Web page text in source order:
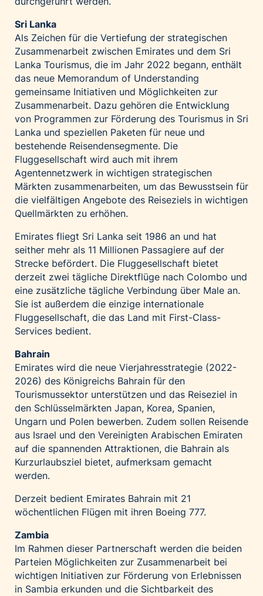
Sri Lanka
Als Zeichen für die Vertiefung der strategischen
Zusammenarbeit zwischen Emirates und dem Sri
Lanka Tourismus, die im Jahr 2022 begann, enthält
das neue Memorandum of Understanding
gemeinsame Initiativen und Möglichkeiten zur
Zusammenarbeit. Dazu gehören die Entwicklung
von Programmen zur Förderung des Tourismus in Sri
Lanka und speziellen Paketen für neue und
bestehende Reisendensegmente. Die
Fluggesellschaft wird auch mit ihrem
Agentennetzwerk in wichtigen strategischen
Märkten zusammenarbeiten, um das Bewusstsein für
die vielfältigen Angebote des Reiseziels in wichtigen
Quellmärkten zu erhöhen.
Emirates fliegt Sri Lanka seit 1986 an und hat
seither mehr als 11 Millionen Passagiere auf der
Strecke befördert. Die Fluggesellschaft bietet
derzeit zwei tägliche Direktflüge nach Colombo und
eine zusätzliche tägliche Verbindung über Male an.
Sie ist außerdem die einzige internationale
Fluggesellschaft, die das Land mit First-Class-
Services bedient.
Bahrain
Emirates wird die neue Vierjahresstrategie (2022-
2026) des Königreichs Bahrain für den
Tourismussektor unterstützen und das Reiseziel in
den Schlüsselmärkten Japan, Korea, Spanien,
Ungarn und Polen bewerben. Zudem sollen Reisende
aus Israel und den Vereinigten Arabischen Emiraten
auf die spannenden Attraktionen, die Bahrain als
Kurzurlaubsziel bietet, aufmerksam gemacht
werden.
Derzeit bedient Emirates Bahrain mit 21
wöchentlichen Flügen mit ihren Boeing 777.
Zambia
Im Rahmen dieser Partnerschaft werden die beiden
Parteien Möglichkeiten zur Zusammenarbeit bei
wichtigen Initiativen zur Förderung von Erlebnissen
in Sambia erkunden und die Sichtbarkeit des